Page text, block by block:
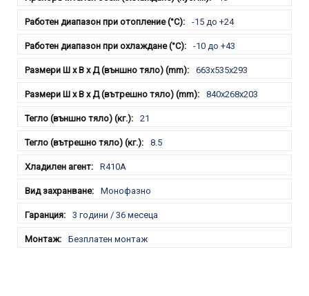
-15 до +24
-10 до +43
663x535x293
840x268x203
21
8.5
R410A
Монофазно
3 години / 36 месеца
Безплатен монтаж